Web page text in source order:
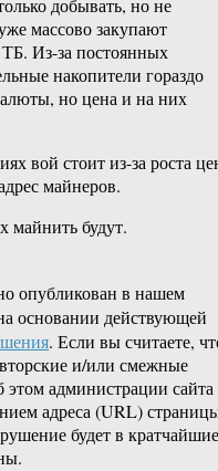
добывать, но не
массово закупают
Из-за постоянных
накопители гораздо
но цена и на них
вой стоит из-за роста
майнеров.
майнить будут.
опубликован в нашем
основании действующей
. Если вы считаете,
и/или смежные
администрации сайта
адреса (URL)
будет в кратчайшие